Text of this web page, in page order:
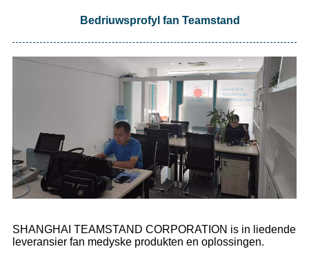
Bedriuwsprofyl fan Teamstand
SHANGHAI TEAMSTAND CORPORATION is in liedende
leveransier fan medyske produkten en oplossingen.